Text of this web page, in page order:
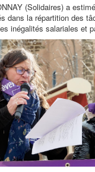
(Solidaires) a
dans la répartition des
inégalités salariales et